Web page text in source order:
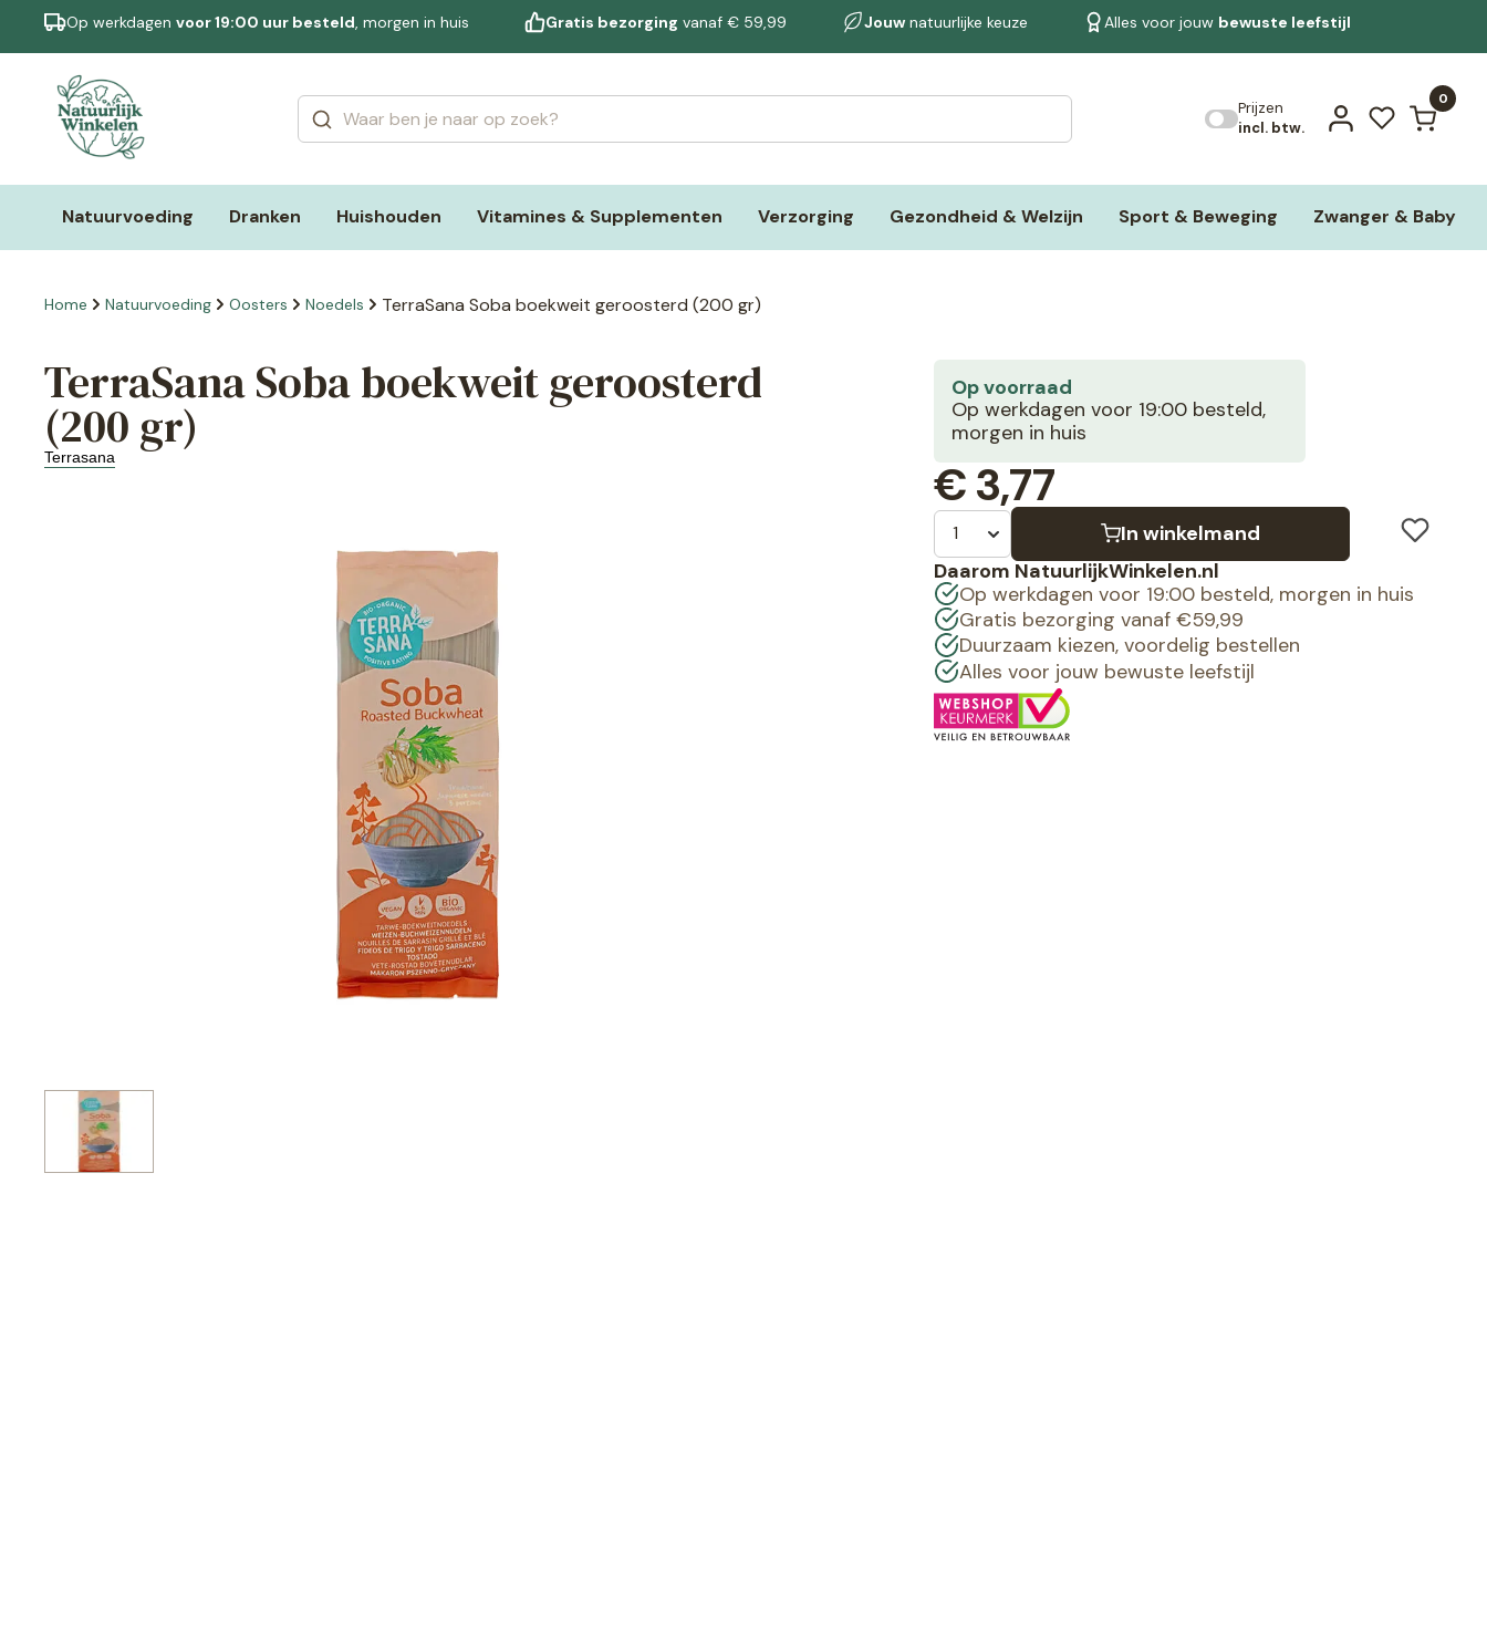
Op werkdagen voor 19:00 uur besteld, morgen in huis Gratis bezorging vanaf € 59,99 Jouwnatuurlijke keuze Alles voor jouw bewuste leefstijl
Prijzen
incl. btw.
0
Natuurvoeding Dranken Huishouden Vitamines & Supplementen Verzorging Gezondheid & Welzijn Sport & Beweging Zwanger & Baby
Bekijk alle resultaten
Home Natuurvoeding Oosters Noedels TerraSana Soba boekweit geroosterd (200 gr)
TerraSana Soba boekweit geroosterd
(200 gr)
Terrasana
Op voorraad
Op werkdagen voor 19:00 besteld,
morgen in huis
€3,77
In winkelmand
Daarom NatuurlijkWinkelen.nl
Op werkdagen voor 19:00 besteld, morgen in huis
Gratis bezorging vanaf €59,99
Duurzaam kiezen, voordelig bestellen
Alles voor jouw bewuste leefstijl